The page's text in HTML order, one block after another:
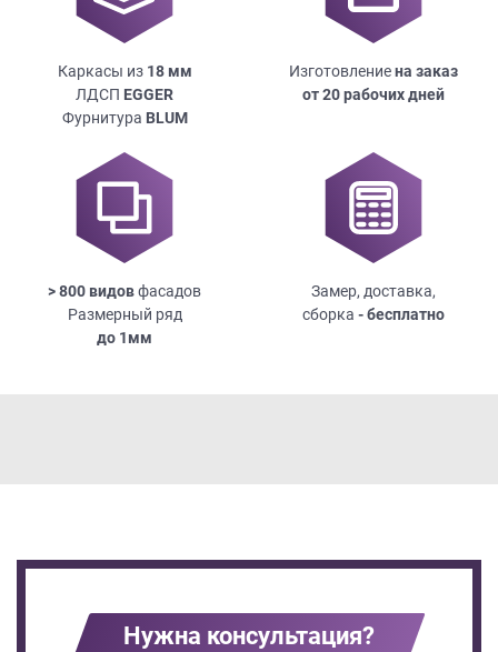
Каркасы из 18мм
ЛДСП EGGER
Фурнитура BLUM
Изготовлениена заказ
от 20 рабочих дней
> 800 видовфасадов
Размерный ряд
до 1мм
Замер, доставка,
сборка - бесплатно
Нужна консультация?